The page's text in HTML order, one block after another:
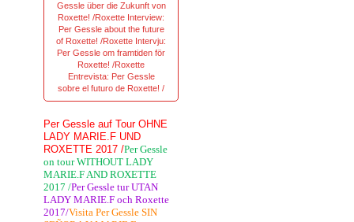
Gessle über die Zukunft von
Roxette! /Roxette Interview:
Per Gessle about the future
of Roxette! /Roxette Intervju:
Per Gessle om framtiden för
Roxette! /Roxette
Entrevista: Per Gessle
sobre el futuro de Roxette! /
Per Gessle auf Tour OHNE
LADY MARIE.F UND
ROXETTE 2017 /Per Gessle
on tour WITHOUT LADY
MARIE.F AND ROXETTE
2017 /Per Gessle tur UTAN
LADY MARIE.F och Roxette
2017/Visita Per Gessle SIN